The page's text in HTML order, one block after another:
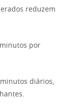
reduzem
por
diários,